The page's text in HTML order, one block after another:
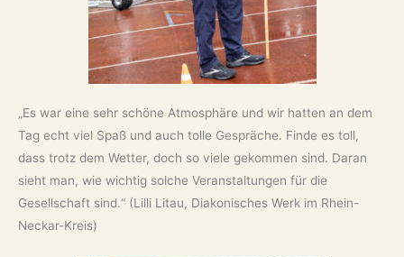
„Es war eine sehr schöne Atmosphäre und wir hatten an dem
Tag echt viel Spaß und auch tolle Gespräche. Finde es toll,
dass trotz dem Wetter, doch so viele gekommen sind. Daran
sieht man, wie wichtig solche Veranstaltungen für die
Gesellschaft sind.“ (Lilli Litau, Diakonisches Werk im Rhein-
Neckar-Kreis)